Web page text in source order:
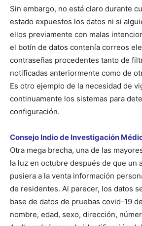
Sin embargo, no está claro durante
estado expuestos los datos ni si
ellos previamente con malas
el botín de datos contenía correos
contraseñas procedentes tanto de
notificadas anteriormente como de
Es otro ejemplo de la necesidad de
continuamente los sistemas para
configuración.
Consejo Indio de Investigación
Otra mega brecha, una de las
la luz en octubre después de que un
pusiera a la venta información
de residentes. Al parecer, los datos
base de datos de pruebas covid-19
nombre, edad, sexo, dirección,